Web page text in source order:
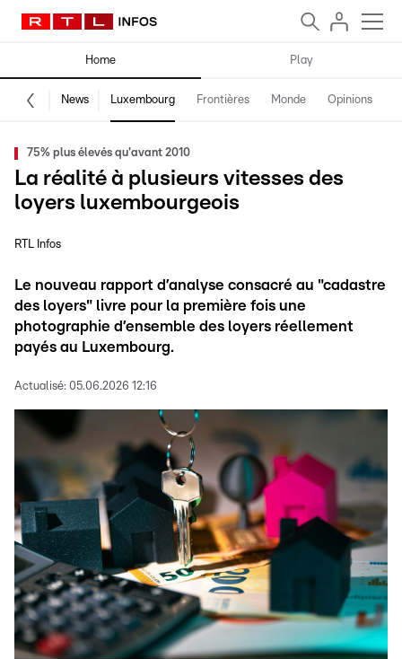
Home Play
News Luxembourg Frontières Monde Opinions
75% plus élevés qu'avant 2010
La réalité à plusieurs vitesses des
loyers luxembourgeois
RTL Infos
Le nouveau rapport d’analyse consacré au "cadastre
des loyers" livre pour la première fois une
photographie d’ensemble des loyers réellement
payés au Luxembourg.
Actualisé: 05.06.2026 12:16